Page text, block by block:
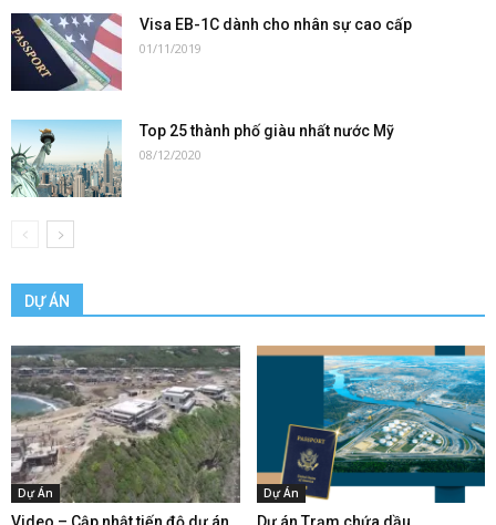
Visa EB-1C dành cho nhân sự cao cấp
01/11/2019
Top 25 thành phố giàu nhất nước Mỹ
08/12/2020
DỰ ÁN
Dự Án Dự Án